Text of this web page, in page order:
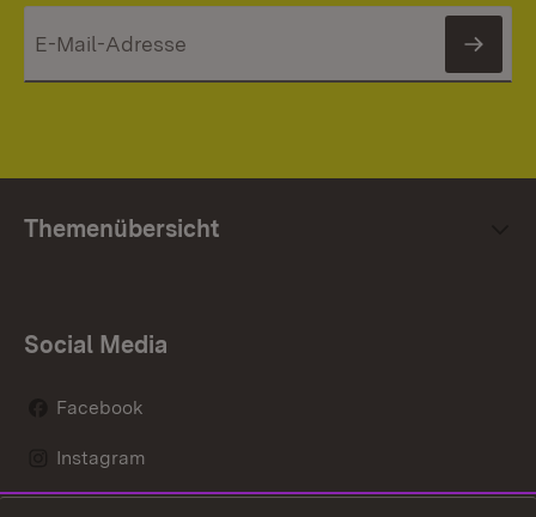
Themenübersicht
Social Media
Facebook
Instagram